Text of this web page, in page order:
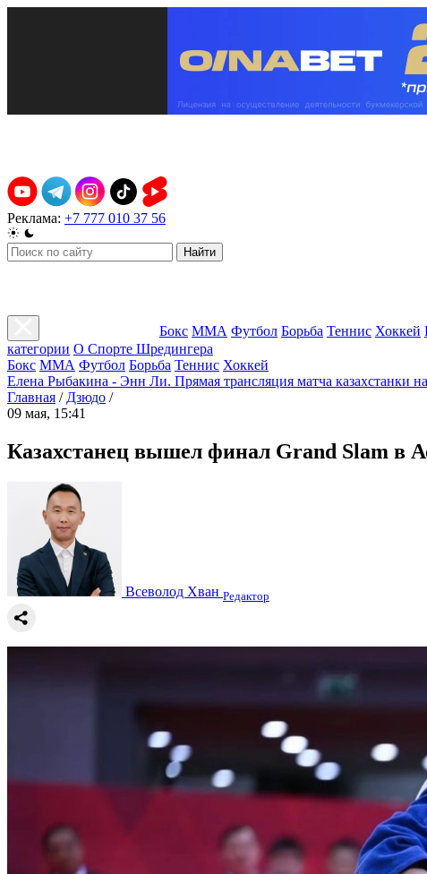
Реклама: +7 777 010 37 56
Найти
Бокс ММА Футбол Борьба Теннис Хоккей
категории О Спорте Шредингера
Бокс ММА Футбол Борьба Теннис Хоккей
Елена Рыбакина - Энн Ли. Прямая трансляция матча казахстанки
Главная / Дзюдо /
09 мая, 15:41
Казахстанец вышел финал Grand Slam в
Всеволод Хван Редактор